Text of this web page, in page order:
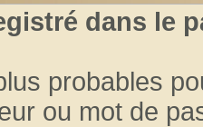
dans le
probables
ou mot de